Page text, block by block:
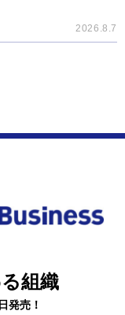
2026.8.7
組織
発売！